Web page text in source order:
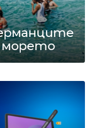
морето